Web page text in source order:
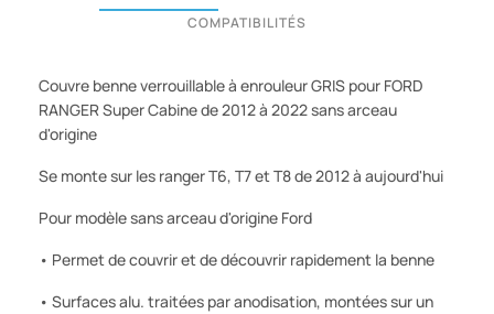
COMPATIBILITÉS
Couvre benne verrouillable à enrouleur GRIS pour FORD
RANGER Super Cabinede 2012 à 2022sans arceau
d'origine
Se monte sur les ranger T6, T7 et T8 de 2012 à aujourd'hui
Pour modèle sans arceau d'origine Ford
• Permet de couvrir et de découvrir rapidement la benne
• Surfaces alu. traitées par anodisation, montées sur un